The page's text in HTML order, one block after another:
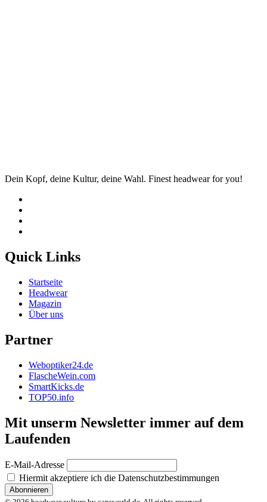
Dein Kopf, deine Kultur, deine Wahl. Finest headwear for you!
Quick Links
Startseite
Headwear
Magazin
Über uns
Partner
Weboptiker24.de
FlascheWein.com
SmartKicks.de
TOP50.info
Mit unserm Newsletter immer auf dem
Laufenden
E-Mail-Adresse
Hiermit akzeptiere ich die Datenschutzbestimmungen